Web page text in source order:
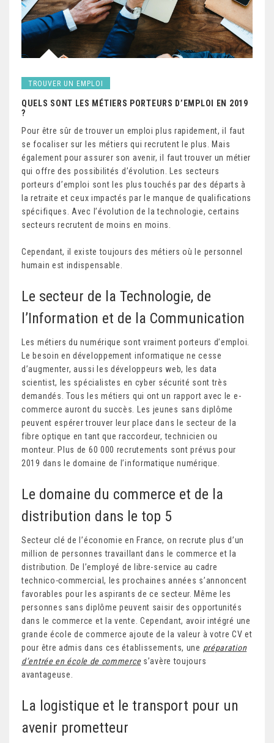
TROUVER UN EMPLOI
QUELS SONT LES MÉTIERS PORTEURS D’EMPLOI EN 2019
?
Pour être sûr de trouver un emploi plus rapidement, il faut
se focaliser sur les métiers qui recrutent le plus. Mais
également pour assurer son avenir, il faut trouver un métier
qui offre des possibilités d’évolution. Les secteurs
porteurs d’emploi sont les plus touchés par des départs à
la retraite et ceux impactés par le manque de qualifications
spécifiques. Avec l’évolution de la technologie, certains
secteurs recrutent de moins en moins.
Cependant, il existe toujours des métiers où le personnel
humain est indispensable.
Le secteur de la Technologie, de
l’Information et de la Communication
Les métiers du numérique sont vraiment porteurs d’emploi.
Le besoin en développement informatique ne cesse
d’augmenter, aussi les développeurs web, les data
scientist, les spécialistes en cyber sécurité sont très
demandés. Tous les métiers qui ont un rapport avec le e-
commerce auront du succès. Les jeunes sans diplôme
peuvent espérer trouver leur place dans le secteur de la
fibre optique en tant que raccordeur, technicien ou
monteur. Plus de 60 000 recrutements sont prévus pour
2019 dans le domaine de l’informatique numérique.
Le domaine du commerce et de la
distribution dans le top 5
Secteur clé de l’économie en France, on recrute plus d’un
million de personnes travaillant dans le commerce et la
distribution. De l’employé de libre-service au cadre
technico-commercial, les prochaines années s’annoncent
favorables pour les aspirants de ce secteur. Même les
personnes sans diplôme peuvent saisir des opportunités
dans le commerce et la vente. Cependant, avoir intégré une
grande école de commerce ajoute de la valeur à votre CV et
pour être admis dans ces établissements, une préparation
d’entrée en école de commerces’avère toujours
avantageuse.
La logistique et le transport pour un
avenir prometteur